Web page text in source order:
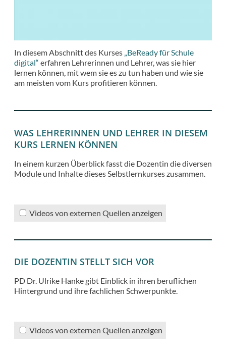
In diesem Abschnitt des Kurses „BeReady für Schule
digital“ erfahren Lehrerinnen und Lehrer, was sie hier
lernen können, mit wem sie es zu tun haben und wie sie
am meisten vom Kurs profitieren können.
WAS LEHRERINNEN UND LEHRER IN DIESEM
KURS LERNEN KÖNNEN
In einem kurzen Überblick fasst die Dozentin die diversen
Module und Inhalte dieses Selbstlernkurses zusammen.
Videos von externen Quellen anzeigen
DIE DOZENTIN STELLT SICH VOR
PD Dr. Ulrike Hanke gibt Einblick in ihren beruflichen
Hintergrund und ihre fachlichen Schwerpunkte.
Videos von externen Quellen anzeigen